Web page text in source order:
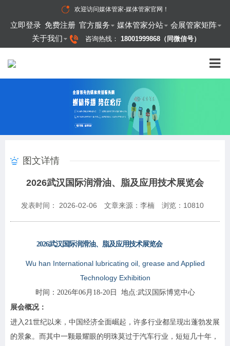
欢迎访问媒体管家-媒体管家官网 ！
立即登录 免费注册 官方服务 媒体管家分站
会展管家矩阵
关于我们
咨询热线： 18001999868（同微信号）
图文详情
2026武汉国际润滑油、脂及应用技术展览会
发表时间： 2026-02-06 文章来源：李楠 浏览： 10810
2026武汉国际润滑油、脂及应用技术展览会
Wu han International lubricating oil, grease and Applied
Technology Exhibition
时间 ： 2026年06月 18-20日 地点:武汉国际博览中心
展会概况：
进入21世纪以来，中国经济全面崛起，许多行业都呈现出蓬勃发展
的景象。而其中一颗最耀眼的明珠莫过于汽车行业，短短几十年，